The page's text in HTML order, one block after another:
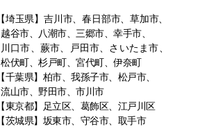
【埼玉県】吉川市、春日部市、草加市、
越谷市、八潮市、三郷市、幸手市、
川口市、蕨市、戸田市、さいたま市、
松伏町、杉戸町、宮代町、伊奈町
【千葉県】柏市、我孫子市、松戸市、
流山市、野田市、市川市
【東京都】足立区、葛飾区、江戸川区
【茨城県】坂東市、守谷市、取手市